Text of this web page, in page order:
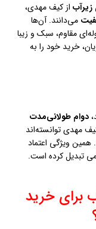
زيرآب از کیف مهدی،
می‌دانند. آن‌ها
مقاوم، سبک و زیبا
خرید خود را به
دوام طولانی‌مدت
مهدی توانسته‌اند
همین ویژگی اعتماد
تبدیل کرده است.
برای خرید